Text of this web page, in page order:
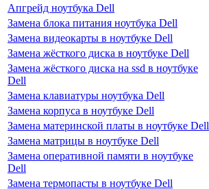
Апгрейд ноутбука Dell
Замена блока питания ноутбука Dell
Замена видеокарты в ноутбуке Dell
Замена жёсткого диска в ноутбуке Dell
Замена жёсткого диска на ssd в ноутбуке
Dell
Замена клавиатуры ноутбука Dell
Замена корпуса в ноутбуке Dell
Замена материнской платы в ноутбуке Dell
Замена матрицы в ноутбуке Dell
Замена оперативной памяти в ноутбуке
Dell
Замена термопасты в ноутбуке Dell